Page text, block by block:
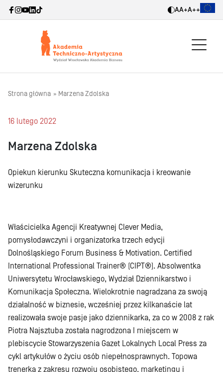
AA+A++
Strona główna Marzena Zdolska
16 lutego 2022
Marzena Zdolska
Opiekun kierunku Skuteczna komunikacja i kreowanie
wizerunku
Właścicielka Agencji Kreatywnej Clever Media,
pomysłodawczyni i organizatorka trzech edycji
Dolnośląskiego Forum Business & Motivation. Certified
International Professional Trainer® (CIPT®). Absolwentka
Uniwersytetu Wrocławskiego, Wydział Dziennikarstwo i
Komunikacja Społeczna. Wielokrotnie nagradzana za swoją
działalność w biznesie, wcześniej przez kilkanaście lat
realizowała swoje pasje jako dziennikarka, za co w 2008 z rak
Piotra Najsztuba została nagrodzona I miejscem w
plebiscycie Stowarzyszenia Gazet Lokalnych Local Press za
cykl artykułów o życiu osób niepełnosprawnych. Topowa
trenerka z zakresu rozwoju osobistego, marketingu i